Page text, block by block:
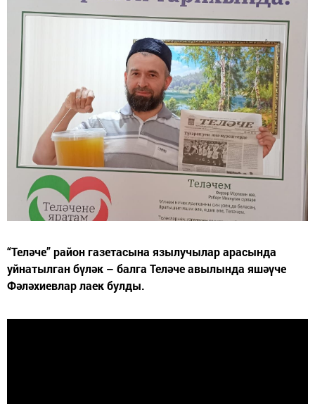
“Теләче” район газетасына язылучылар арасында
уйнатылган бүләк – балга Теләче авылында яшәүче
Фәләхиевлар лаек булды.